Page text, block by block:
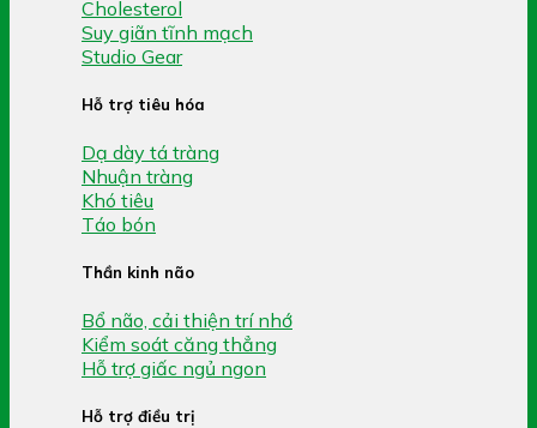
Cholesterol
Suy giãn tĩnh mạch
Studio Gear
Hỗ trợ tiêu hóa
Dạ dày tá tràng
Nhuận tràng
Khó tiêu
Táo bón
Thần kinh não
Bổ não, cải thiện trí nhớ
Kiểm soát căng thẳng
Hỗ trợ giấc ngủ ngon
Hỗ trợ điều trị